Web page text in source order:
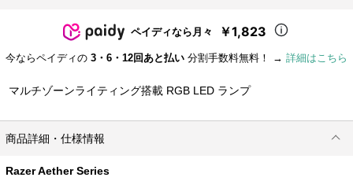
ペイディなら月々 ￥1,823
今ならペイディの 3・6・12回あと払い 分割手数料無料！ → 詳細はこちら
マルチゾーンライティング搭載 RGB LED ランプ
商品詳細・仕様情報
Razer Aether Series